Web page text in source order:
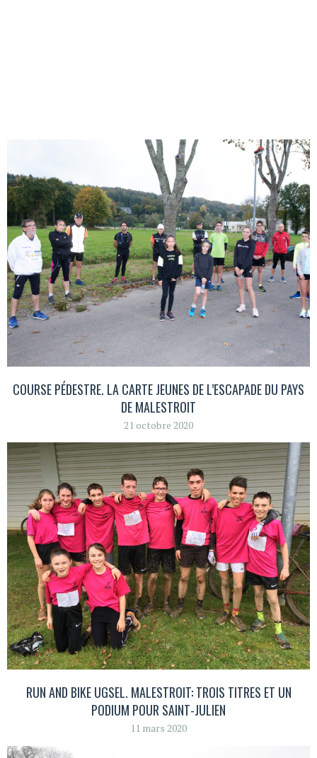
COURSE PÉDESTRE. LA CARTE JEUNES DE L’ESCAPADE DU PAYS
DE MALESTROIT
21 octobre 2020
RUN AND BIKE UGSEL. MALESTROIT: TROIS TITRES ET UN
PODIUM POUR SAINT-JULIEN
11 mars 2020